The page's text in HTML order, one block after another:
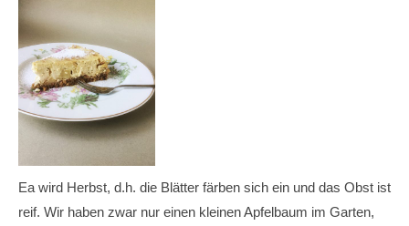
Ea wird Herbst, d.h. die Blätter färben sich ein und das Obst ist
reif. Wir haben zwar nur einen kleinen Apfelbaum im Garten,